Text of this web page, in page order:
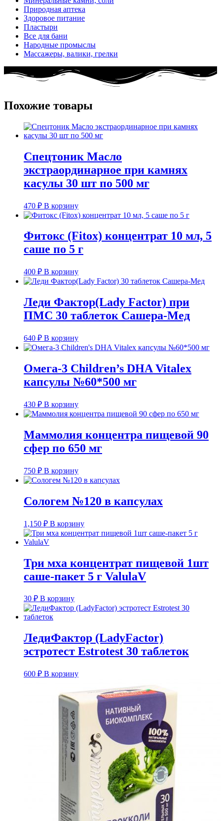
Природная аптека
Здоровое питание
Пластыри
Все для бани
Народные промыслы
Массажеры, валики, грелки​
Похожие товары
Спецтоник Масло
экстраординарное при камнях
касулы 30 шт по 500 мг
470 ₽ В корзину
Фитокс (Fitox) концентрат 10 мл, 5
саше по 5 г
400 ₽ В корзину
Леди Фактор(Lady Factor) при
ПМС 30 таблеток Сашера-Мед
640 ₽ В корзину
Омега-3 Children’s DHA Vitalex
капсулы №60*500 мг
430 ₽ В корзину
Маммолия концентра пищевой 90
сфер по 650 мг
750 ₽ В корзину
Сологем №120 в капсулах
1,150 ₽ В корзину
Три мха концентрат пищевой 1шт
саше-пакет 5 г ValulaV
30 ₽ В корзину
ЛедиФактор (LadyFactor)
эстротест Estrotest 30 таблеток
600 ₽ В корзину